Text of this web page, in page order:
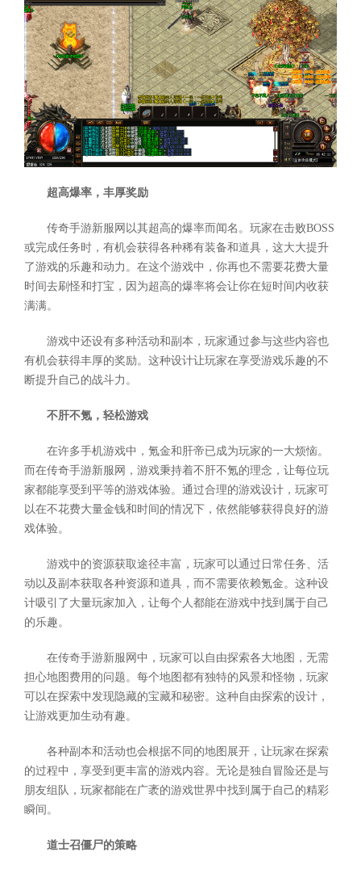
超高爆率，丰厚奖励
传奇手游新服网以其超高的爆率而闻名。玩家在击败BOSS
或完成任务时，有机会获得各种稀有装备和道具，这大大提升
了游戏的乐趣和动力。在这个游戏中，你再也不需要花费大量
时间去刷怪和打宝，因为超高的爆率将会让你在短时间内收获
满满。
游戏中还设有多种活动和副本，玩家通过参与这些内容也
有机会获得丰厚的奖励。这种设计让玩家在享受游戏乐趣的不
断提升自己的战斗力。
不肝不氪，轻松游戏
在许多手机游戏中，氪金和肝帝已成为玩家的一大烦恼。
而在传奇手游新服网，游戏秉持着不肝不氪的理念，让每位玩
家都能享受到平等的游戏体验。通过合理的游戏设计，玩家可
以在不花费大量金钱和时间的情况下，依然能够获得良好的游
戏体验。
游戏中的资源获取途径丰富，玩家可以通过日常任务、活
动以及副本获取各种资源和道具，而不需要依赖氪金。这种设
计吸引了大量玩家加入，让每个人都能在游戏中找到属于自己
的乐趣。
在传奇手游新服网中，玩家可以自由探索各大地图，无需
担心地图费用的问题。每个地图都有独特的风景和怪物，玩家
可以在探索中发现隐藏的宝藏和秘密。这种自由探索的设计，
让游戏更加生动有趣。
各种副本和活动也会根据不同的地图展开，让玩家在探索
的过程中，享受到更丰富的游戏内容。无论是独自冒险还是与
朋友组队，玩家都能在广袤的游戏世界中找到属于自己的精彩
瞬间。
道士召僵尸的策略